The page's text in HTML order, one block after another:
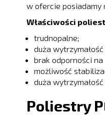
w ofercie posiadamy
Właściwości
trudnopalne;
duża
brak odporności na
możliwość
duża
Poliestry